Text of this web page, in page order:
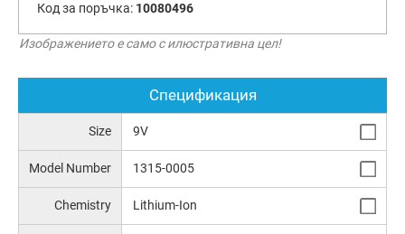
Код за поръчка: 10080496
Изображението е само с илюстративна цел!
Спецификация
Size 9V
Model Number 1315-0005
Chemistry Lithium-Ion